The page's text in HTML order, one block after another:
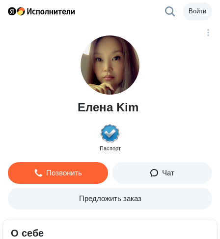
Войти
Елена Kim
Паспорт
Позвонить Чат
Предложить заказ
О себе